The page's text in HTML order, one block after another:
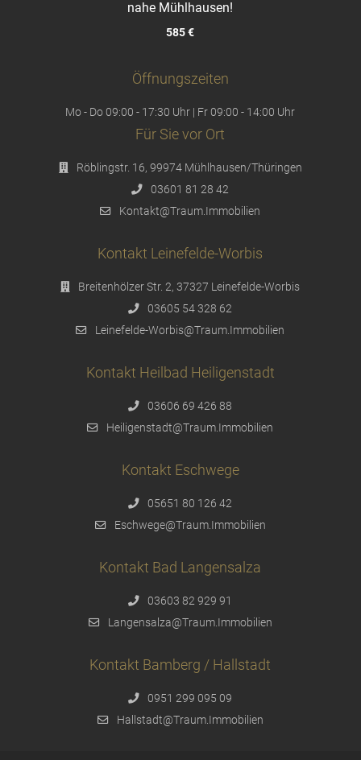
nahe Mühlhausen!
585 €
Öffnungszeiten
Mo - Do 09:00 - 17:30 Uhr | Fr 09:00 - 14:00 Uhr
Für Sie vor Ort
Röblingstr. 16, 99974 Mühlhausen/Thüringen
03601 81 28 42
Kontakt@Traum.Immobilien
Kontakt Leinefelde-Worbis
Breitenhölzer Str. 2, 37327 Leinefelde-Worbis
03605 54 328 62
Leinefelde-Worbis@Traum.Immobilien
Kontakt Heilbad Heiligenstadt
03606 69 426 88
Heiligenstadt@Traum.Immobilien
Kontakt Eschwege
05651 80 126 42
Eschwege@Traum.Immobilien
Kontakt Bad Langensalza
03603 82 929 91
Langensalza@Traum.Immobilien
Kontakt Bamberg / Hallstadt
0951 299 095 09
Hallstadt@Traum.Immobilien